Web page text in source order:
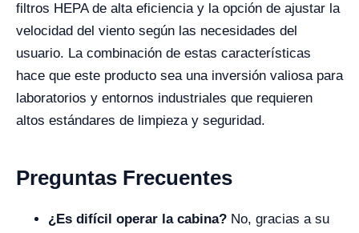
filtros HEPA de alta eficiencia y la opción de ajustar la
velocidad del viento según las necesidades del
usuario. La combinación de estas características
hace que este producto sea una inversión valiosa para
laboratorios y entornos industriales que requieren
altos estándares de limpieza y seguridad.
Preguntas Frecuentes
¿Es difícil operar la cabina? No, gracias a su